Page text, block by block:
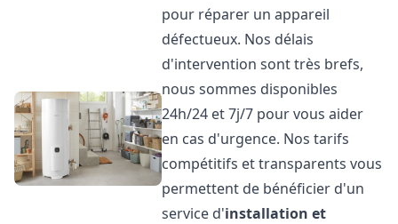
pour réparer un appareil
défectueux. Nos délais
d'intervention sont très brefs,
nous sommes disponibles
24h/24 et 7j/7 pour vous aider
en cas d'urgence. Nos tarifs
compétitifs et transparents vous
permettent de bénéficier d'un
service d'installation et